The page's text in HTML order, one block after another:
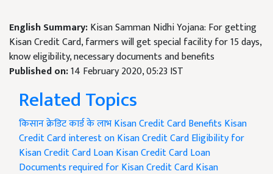
English Summary:Kisan Samman Nidhi Yojana: For getting
Kisan Credit Card, farmers will get special facility for 15 days,
know eligibility, necessary documents and benefits
Published on:14 February 2020, 05:23 IST
Related Topics
किसान क्रेडिट कार्ड के लाभKisan Credit Card Benefits Kisan
Credit Cardinterest on Kisan Credit CardEligibility for
Kisan Credit Card LoanKisan Credit Card Loan
Documents required for Kisan Credit CardKisan